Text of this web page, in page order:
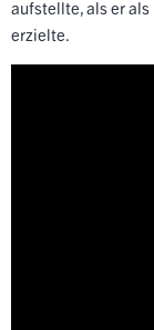
aufstellte, als er
erzielte.